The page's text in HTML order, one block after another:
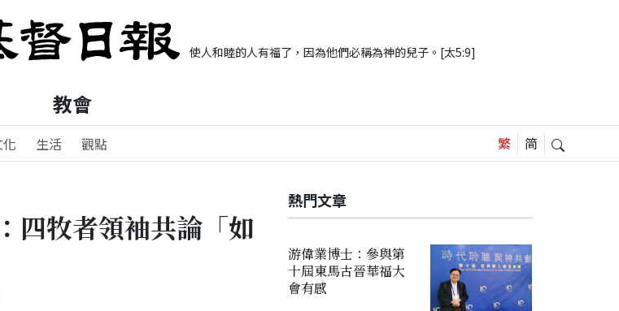
使人和睦的人有福了，因為他們必稱為神的兒子。[太5:9]
教會
生活 觀點
四牧者領袖共論「如
熱門文章
游偉業博士：參與第
十屆東馬古晉華福大
會有感